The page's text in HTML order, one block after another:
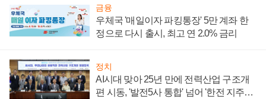
금융
우체국 '매일이자 파킹통장' 5만 계좌 한
정으로 다시 출시, 최고 연 2.0% 금리
정치
AI시대 맞아 25년 만에 전력산업 구조개
편 시동, '발전5사 통합' 넘어 '한전 지주사'